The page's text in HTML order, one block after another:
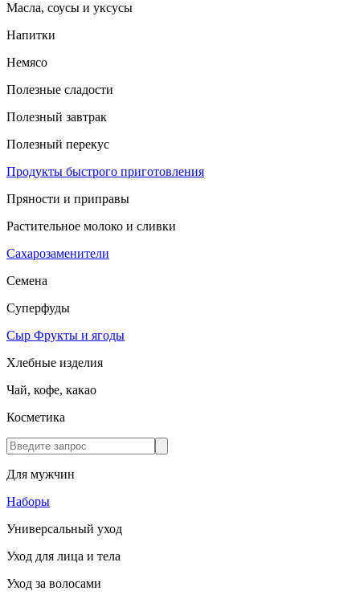
Масла, соусы и уксусы
Напитки
Немясо
Полезные сладости
Полезный завтрак
Полезный перекус
Продукты быстрого приготовления
Пряности и приправы
Растительное молоко и сливки
Сахарозаменители
Семена
Суперфуды
Сыр Фрукты и ягоды
Хлебные изделия
Чай, кофе, какао
Косметика
Для мужчин
Наборы
Универсальный уход
Уход для лица и тела
Уход за волосами